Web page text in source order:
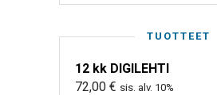
TUOTTEET
12 kk DIGILEHTI
72,00 € sis. alv. 10%